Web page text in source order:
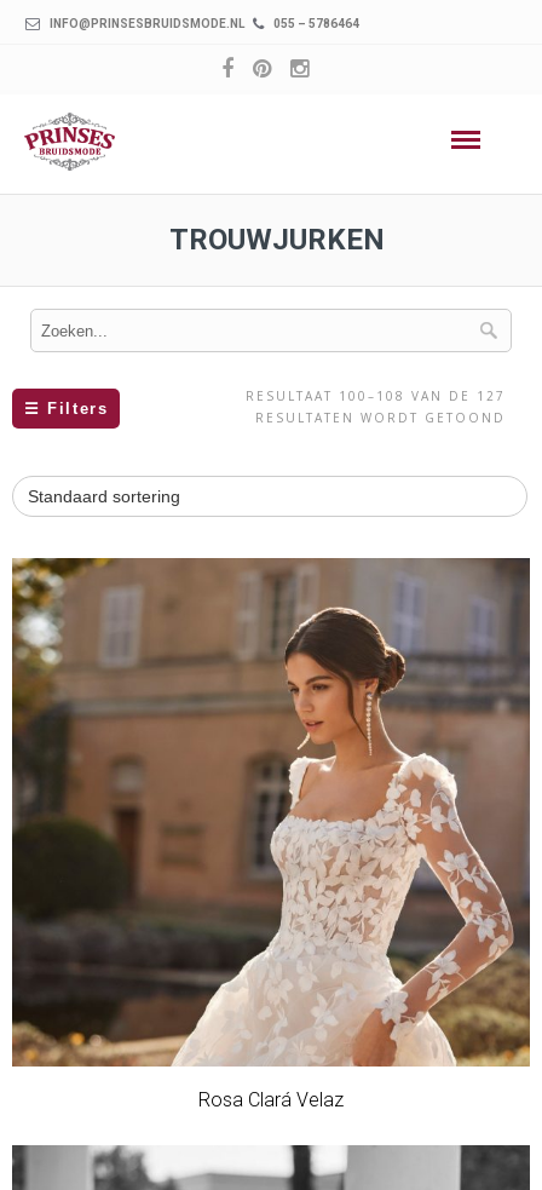
INFO@PRINSESBRUIDSMODE.NL 055 – 5786464
TROUWJURKEN
☰ Filters
RESULTAAT 100–108 VAN DE 127
RESULTATEN WORDT GETOOND
Rosa Clará Velaz